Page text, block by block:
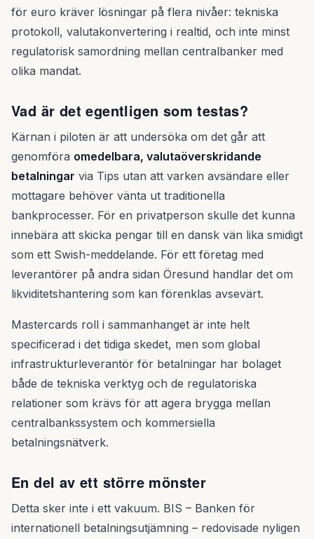
för euro kräver lösningar på flera nivåer: tekniska
protokoll, valutakonvertering i realtid, och inte minst
regulatorisk samordning mellan centralbanker med
olika mandat.
Vad är det egentligen som testas?
Kärnan i piloten är att undersöka om det går att
genomföra omedelbara, valutaöverskridande
betalningar via Tips utan att varken avsändare eller
mottagare behöver vänta ut traditionella
bankprocesser. För en privatperson skulle det kunna
innebära att skicka pengar till en dansk vän lika smidigt
som ett Swish-meddelande. För ett företag med
leverantörer på andra sidan Öresund handlar det om
likviditetshantering som kan förenklas avsevärt.
Mastercards roll i sammanhanget är inte helt
specificerad i det tidiga skedet, men som global
infrastrukturleverantör för betalningar har bolaget
både de tekniska verktyg och de regulatoriska
relationer som krävs för att agera brygga mellan
centralbankssystem och kommersiella
betalningsnätverk.
En del av ett större mönster
Detta sker inte i ett vakuum. BIS – Banken för
internationell betalningsutjämning – redovisade nyligen